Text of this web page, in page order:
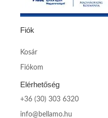
Fiók
Kosár
Fiókom
Elérhetőség
+36 (30) 303 6320
info@bellamo.hu